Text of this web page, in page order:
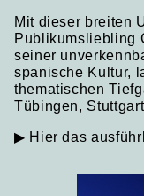
Mit dieser breiten
Publikumsliebling
seiner
spanische Kultur,
thematischen
Tübingen,
▶ Hier das